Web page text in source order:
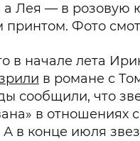
а Лея — в розовую
принтом. Фото
в начале лета
в романе с
сообщили, что
в отношениях
А в конце июля